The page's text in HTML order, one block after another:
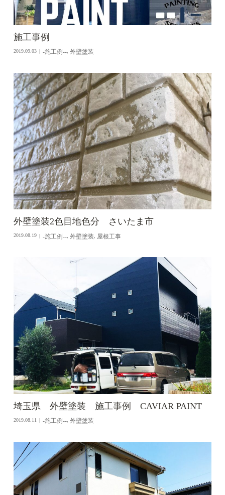
施工事例
2019.09.03 -施工例--,外壁塗装
外壁塗装2色目地色分 さいたま市
2019.08.19 -施工例-- ,外壁塗装 屋根工事
埼玉県 外壁塗装 施工事例 CAVIAR PAINT
2019.08.11 -施工例-- ,外壁塗装